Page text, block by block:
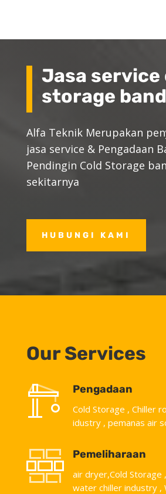
Jasa service
storage
Alfa Teknik Merupakan
jasa service & Pengadaan
Pendingin Cold Storage
sekitarnya
HUBUNGI KAMI
Our Services
Pengadaan
Cold Storage , Chiller
idustry , pemanas air
Pemeliharaan
air dryer,Cold Storage
water chiller industry